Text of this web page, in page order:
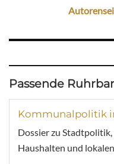
Passende
Kommunalpolitik
Dossier zu
Haushalten und